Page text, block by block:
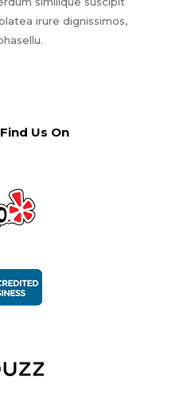
irure dignissimos,
Us On